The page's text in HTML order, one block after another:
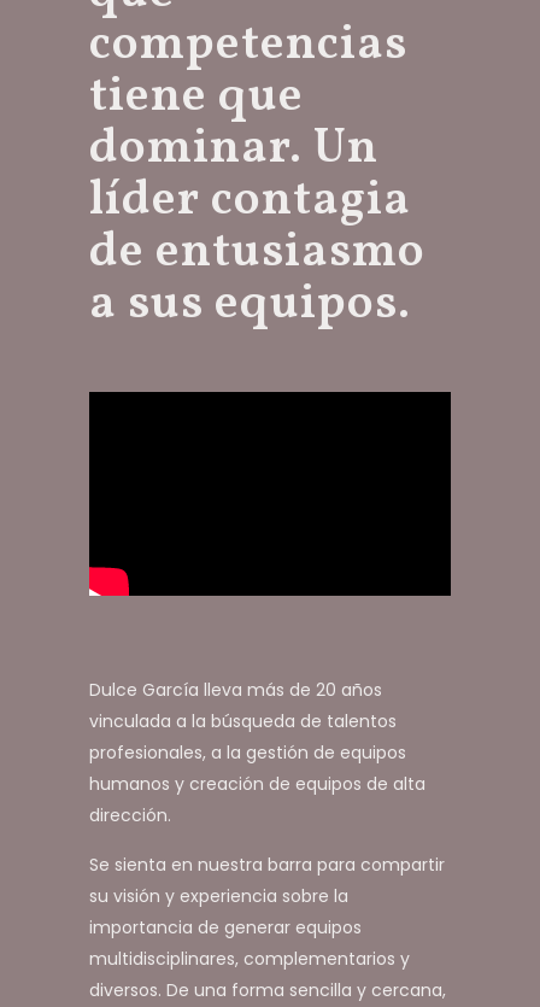
competencias
tiene que
dominar. Un
líder contagia
de entusiasmo
a sus equipos.
Dulce García lleva más de 20 años
vinculada a la búsqueda de talentos
profesionales, a la gestión de equipos
humanos y creación de equipos de alta
dirección.
Se sienta en nuestra barra para compartir
su visión y experiencia sobre la
importancia de generar equipos
multidisciplinares, complementarios y
diversos. De una forma sencilla y cercana,